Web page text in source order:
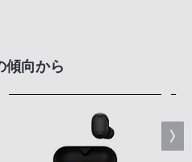
傾向から